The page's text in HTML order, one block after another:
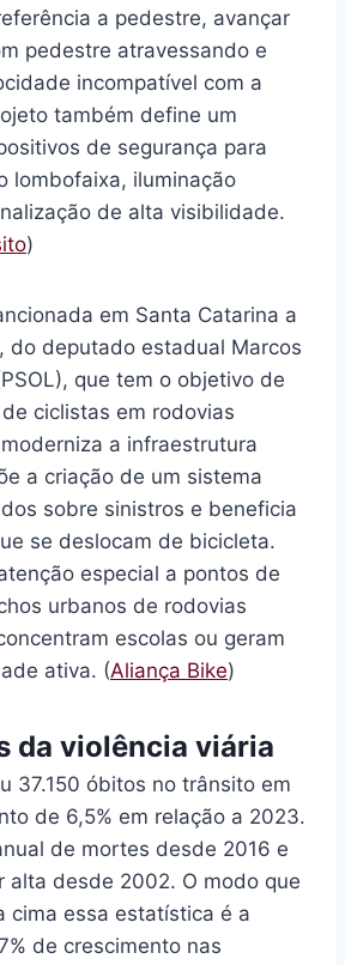
a pedestre, avançar
pedestre atravessando e
incompatível com a
também define um
de segurança para
lombofaixa, iluminação
de alta visibilidade.
)
em Santa Catarina a
do deputado estadual Marcos
que tem o objetivo de
ciclistas em rodovias
a infraestrutura
a criação de um sistema
sobre sinistros e beneficia
se deslocam de bicicleta.
especial a pontos de
urbanos de rodovias
escolas ou geram
ativa. (Aliança Bike)
da violência viária
37.150 óbitos no trânsito em
de 6,5% em relação a 2023.
de mortes desde 2016 e
alta desde 2002. O modo que
cima essa estatística é a
de crescimento nas